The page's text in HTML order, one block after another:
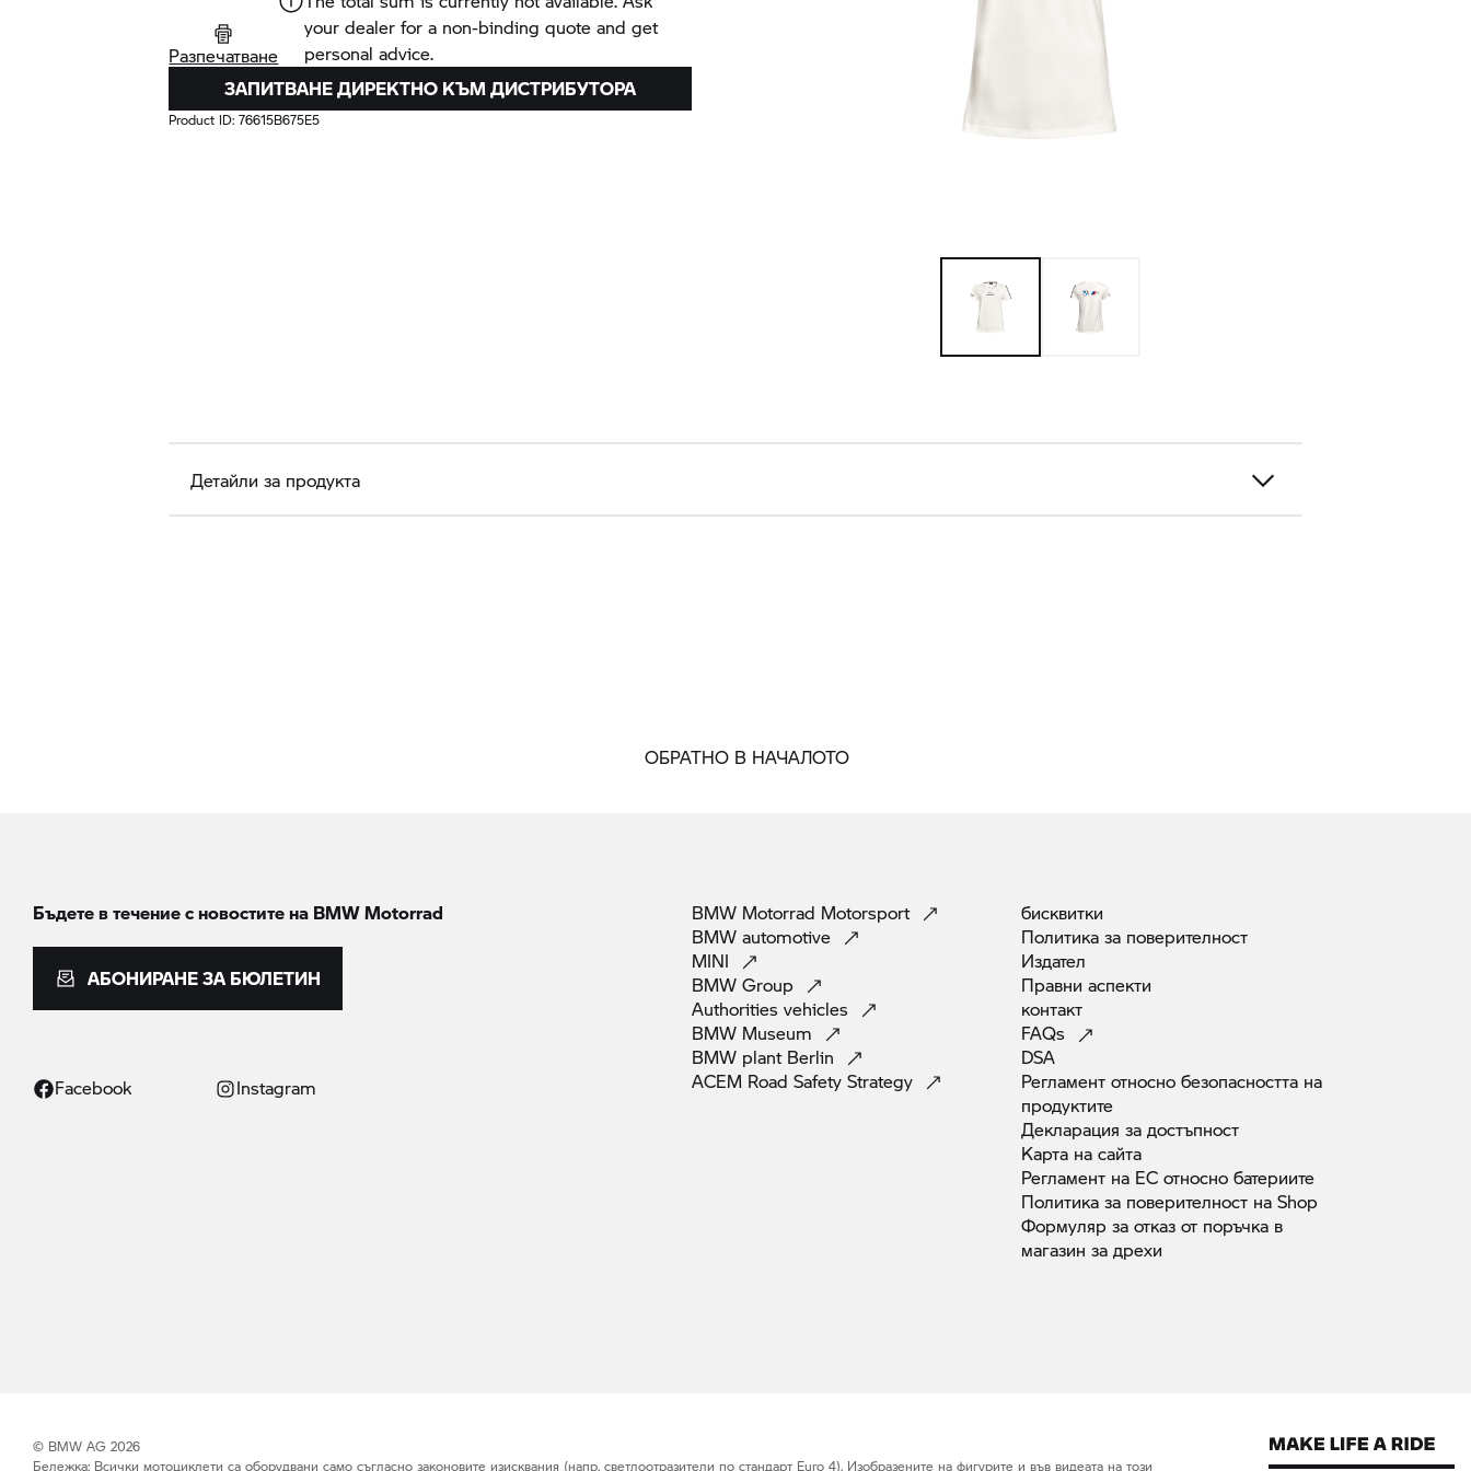
Разпечатване
your dealer for a non-binding quote and get
personal advice.
ЗАПИТВАНЕ ДИРЕКТНО КЪМ ДИСТРИБУТОРА
Product ID:76615B675E5
Детайли за продукта
ОБРАТНО В НАЧАЛОТО
Бъдете в течение с новостите на BMW Motorrad
АБОНИРАНЕ ЗА БЮЛЕТИН
Facebook Instagram
BMW Motorrad Motorsport
BMW automotive
MINI
BMW Group
Authorities vehicles
BMW Museum
BMW plant Berlin
ACEM Road Safety Strategy
бисквитки
Политика за поверителност
Издател
Правни аспекти
контакт
FAQs
DSA
Регламент относно безопасността на
продуктите
Декларация за достъпност
Карта на сайта
Регламент на ЕС относно батериите
Политика за поверителност на Shop
Формуляр за отказ от поръчка в
магазин за дрехи
© BMW AG 2026
Бележка: Всички мотоциклети са оборудвани само съгласно законовите изисквания (напр. светлоотразители по стандарт Euro 4). Изобразените на фигурите и във видеата на този